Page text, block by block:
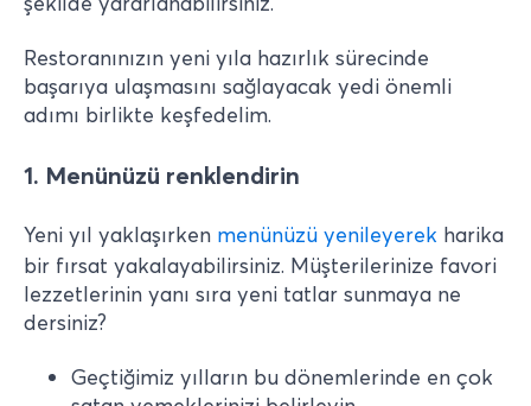
Restoranınızın yeni yıla hazırlık sürecinde
başarıya ulaşmasını sağlayacak yedi önemli
adımı birlikte keşfedelim.
1. Menünüzü renklendirin
Yeni yıl yaklaşırken menünüzü yenileyerek harika
bir fırsat yakalayabilirsiniz. Müşterilerinize favori
lezzetlerinin yanı sıra yeni tatlar sunmaya ne
dersiniz?
Geçtiğimiz yılların bu dönemlerinde en çok